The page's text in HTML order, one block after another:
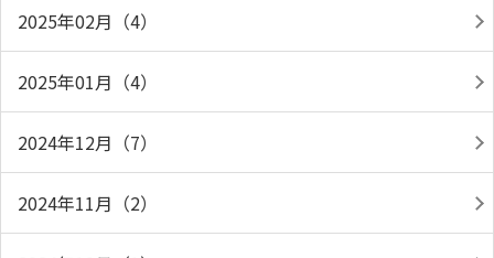
2025年02月（4）
2025年01月（4）
2024年12月（7）
2024年11月（2）